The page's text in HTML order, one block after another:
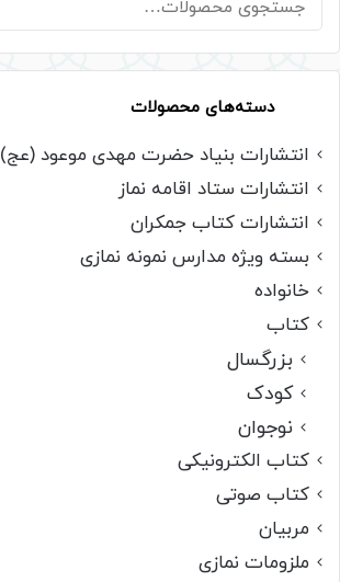
برای:
دسته‌های محصولات
انتشارات بنیاد حضرت مهدی موعود (عج)
انتشارات ستاد اقامه نماز
انتشارات کتاب جمکران
بسته ویژه مدارس نمونه نمازی
خانواده
کتاب
بزرگسال
کودک
نوجوان
کتاب الکترونیکی
کتاب صوتی
مربیان
ملزومات نمازی